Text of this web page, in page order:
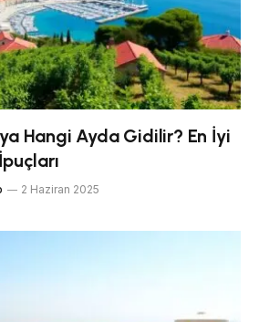
Hangi Ayda Gidilir? En İyi
2 Haziran 2025